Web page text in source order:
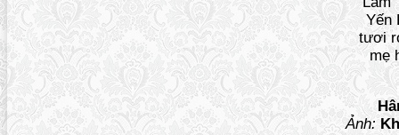
Yến
tươi
mẹ
Ảnh: